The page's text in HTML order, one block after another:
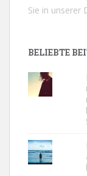
Sie in unserer
BELIEBTE